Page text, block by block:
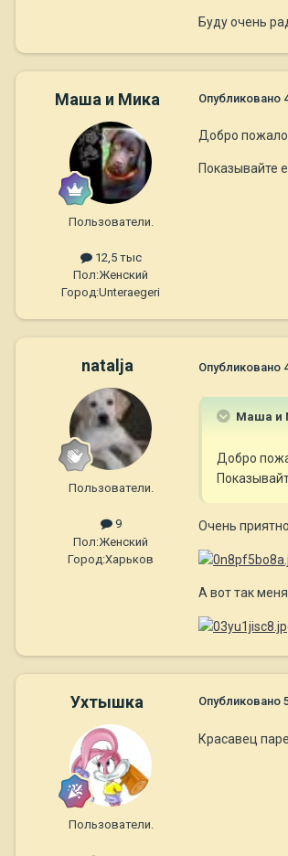
Буду очень
Маша и Мика
Пользователи.
12,5 тыс
Пол:Женский
Город:Unteraegeri
Опубликовано
Добро
Показывайте
natalja
Пользователи.
9
Пол:Женский
Город:Харьков
Опубликовано
Маша и
Добро
Очень
А вот так
Ухтышка
Пользователи.
Опубликовано
Красавец